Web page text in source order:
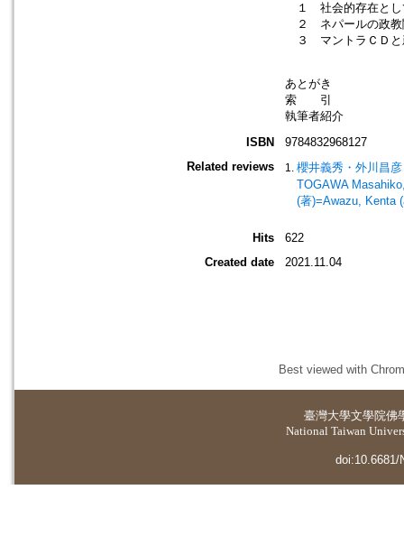
１ 社会的存在とし
２ ネパールの政教
３ マントラＣＤと
あとがき
索 引
執筆者紹介
ISBN
9784832968127
Related reviews
櫻井義秀・外川昌
TOGAWA
(著)=Awazu, Kenta
Hits
622
Created date
2021.11.04
Best viewed with
臺灣大學文學院佛
National Taiwan
doi:10.6681/